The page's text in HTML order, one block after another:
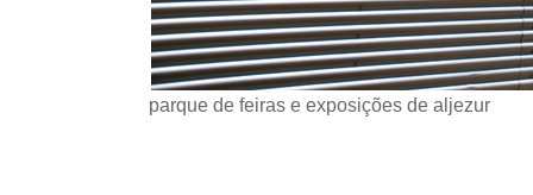
parque de feiras e exposições de aljezur